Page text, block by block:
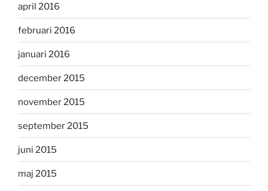
april 2016
februari 2016
januari 2016
december 2015
november 2015
september 2015
juni 2015
maj 2015